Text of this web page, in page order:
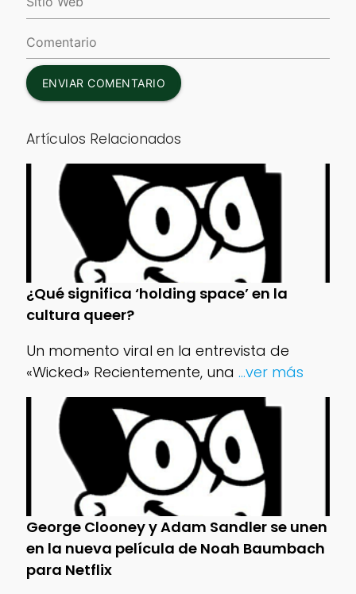
ENVIAR COMENTARIO
Artículos Relacionados
¿Qué significa ‘holding space’ en la
cultura queer?
Un momento viral en la entrevista de
«Wicked» Recientemente, una ...ver más
George Clooney y Adam Sandler se unen
en la nueva película de Noah Baumbach
para Netflix